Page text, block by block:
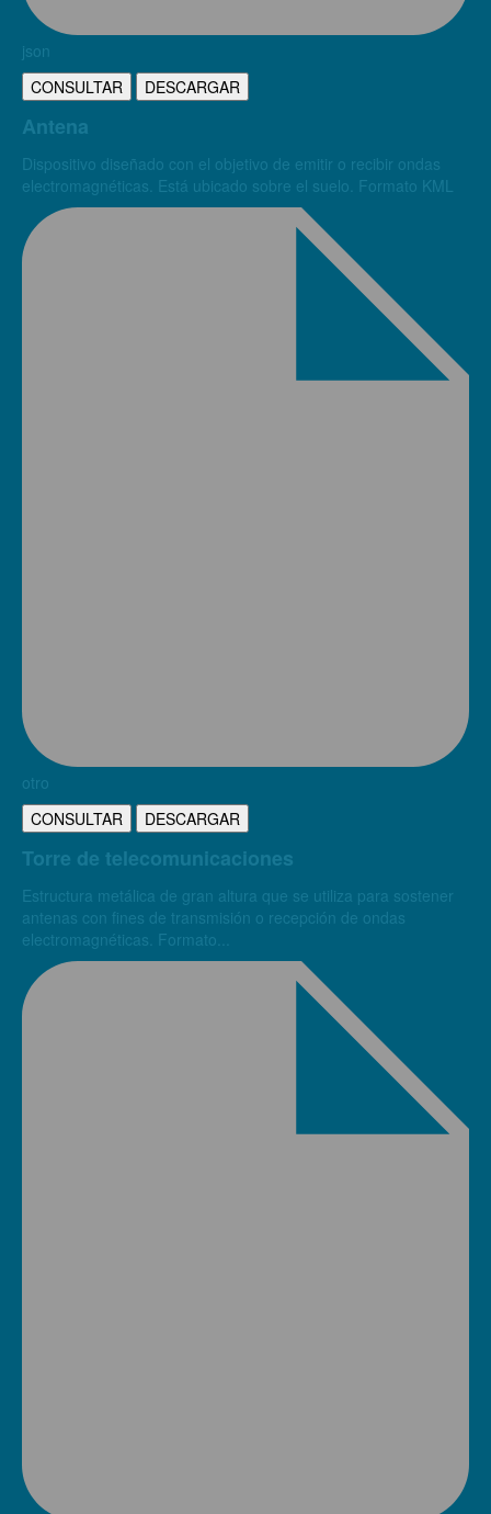
json
CONSULTAR
DESCARGAR
Antena
Dispositivo diseñado con el objetivo de emitir o recibir ondas
electromagnéticas. Está ubicado sobre el suelo. Formato KML
otro
CONSULTAR
DESCARGAR
Torre de telecomunicaciones
Estructura metálica de gran altura que se utiliza para sostener
antenas con fines de transmisión o recepción de ondas
electromagnéticas. Formato...